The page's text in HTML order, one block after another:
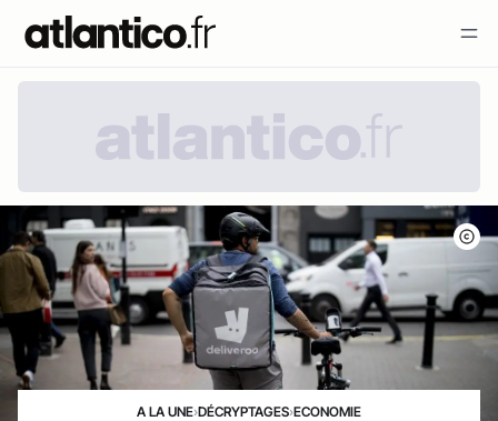
A LA UNE›DÉCRYPTAGES›ECONOMIE